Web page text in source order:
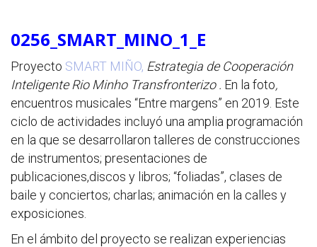
0256_SMART_MINO_1_E
Proyecto SMART MIÑO, Estrategia de Cooperación
Inteligente Rio Minho Transfronterizo . En la foto,
encuentros musicales “Entre margens” en 2019. Este
ciclo de actividades incluyó una amplia programación
en la que se desarrollaron talleres de construcciones
de instrumentos; presentaciones de
publicaciones,discos y libros; “foliadas”, clases de
baile y conciertos; charlas; animación en la calles y
exposiciones.
En el ámbito del proyecto se realizan experiencias